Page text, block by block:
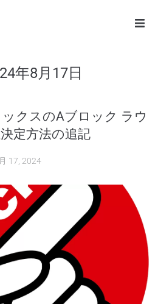
Schedule
Contacts
年8月17日
クスのAブロック ラウ
定方法の追記
17, 2024